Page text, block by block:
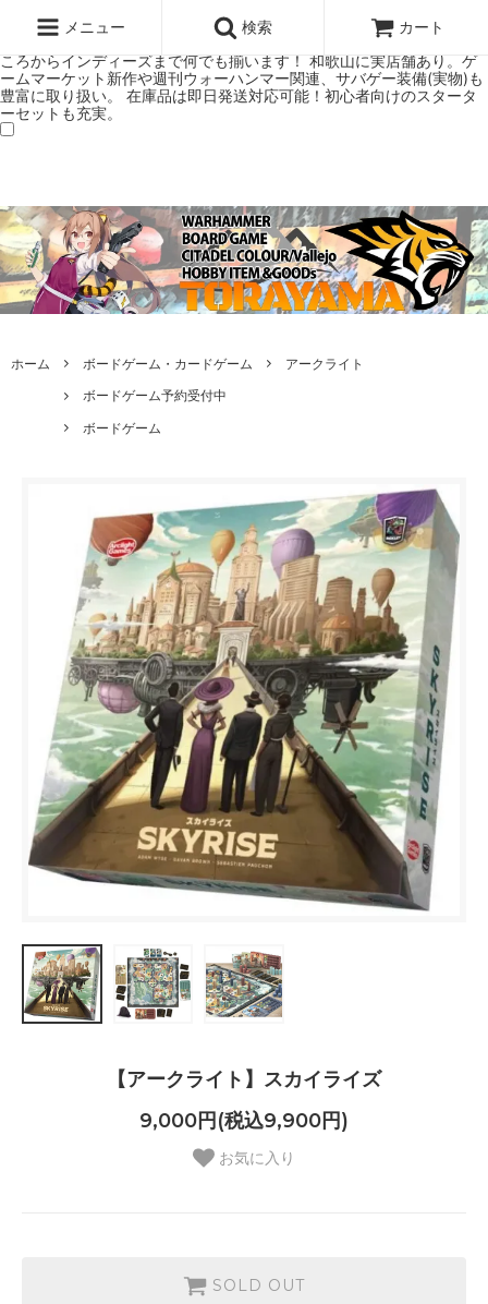
ミアムショップTORAYAMA。通販・オンラインショップです！ ウォー
ハンマーとボードゲームのことなら当店へ！ボードゲームもメジャーど
ころからインディーズまで何でも揃います！ 和歌山に実店舗あり。ゲ
ームマーケット新作や週刊ウォーハンマー関連、サバゲー装備(実物)も
豊富に取り扱い。 在庫品は即日発送対応可能！初心者向けのスタータ
ーセットも充実。
メニュー 検索 カート
ホーム ボードゲーム・カードゲーム
アークライト
ボードゲーム予約受付中
ボードゲーム
【アークライト】スカイライズ
9,000円(税込9,900円)
お気に入り
SOLD OUT